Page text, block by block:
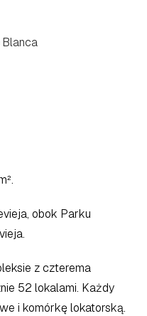
Blanca
obok Parku
z czterema
52 lokalami. Każdy
i komórkę lokatorską.